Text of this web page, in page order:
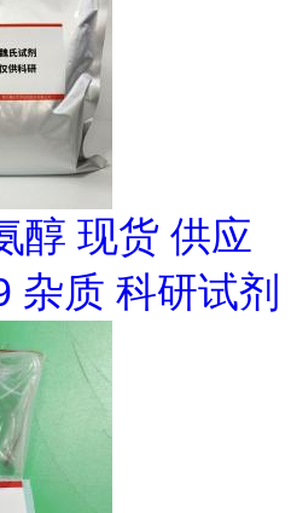
醇 现货 供应
杂质 科研试剂